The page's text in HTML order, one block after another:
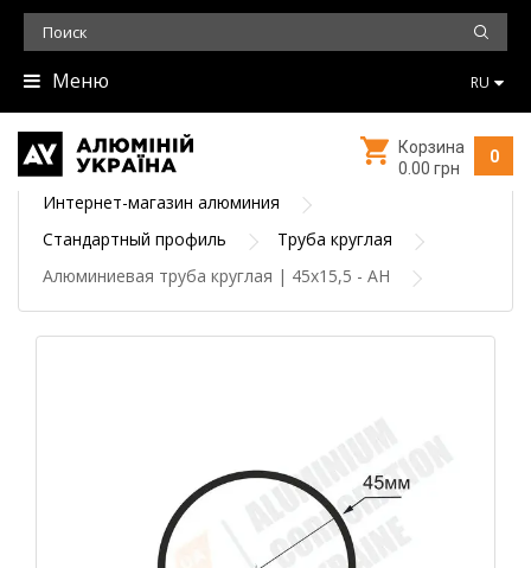
Меню RU
0
Корзина
0.00 грн
Интернет-магазин алюминия
Стандартный профиль
Труба круглая
Алюминиевая труба круглая | 45х15,5 - АН